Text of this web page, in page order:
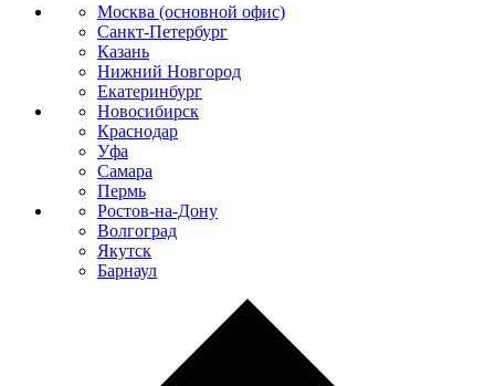
Москва (основной офис)
Санкт-Петербург
Казань
Нижний Новгород
Екатеринбург
Новосибирск
Краснодар
Уфа
Самара
Пермь
Ростов-на-Дону
Волгоград
Якутск
Барнаул